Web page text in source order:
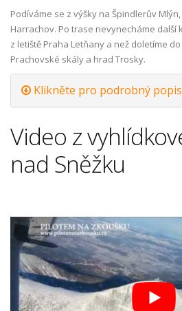
Podíváme se z výšky na Špindlerův
Harrachov. Po trase nevynecháme další
z letiště Praha Letňany a než doletíme
Prachovské skály a hrad Trosky.
Klikněte pro podrobný
Video z
nad Sněžku